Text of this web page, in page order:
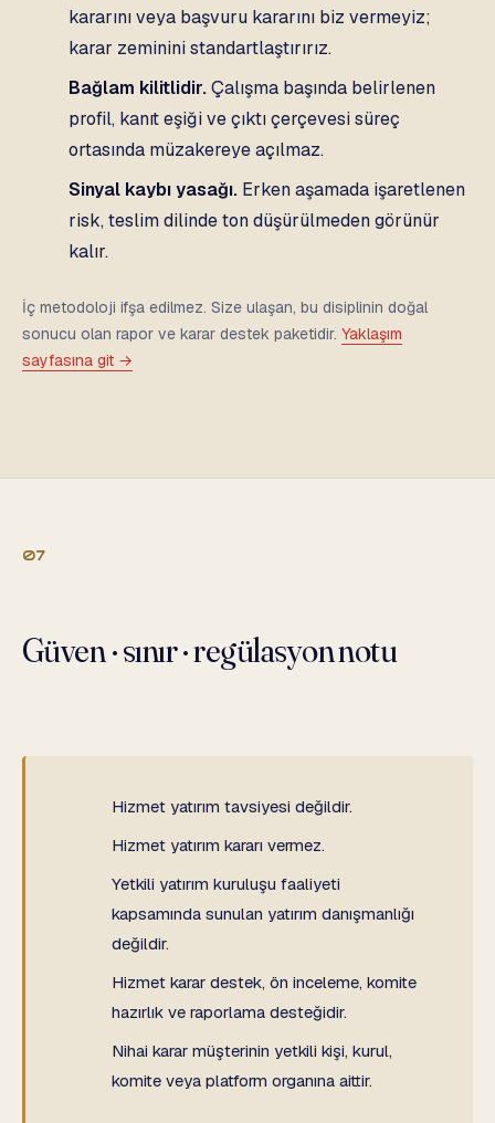
kararını veya başvuru kararını biz vermeyiz;
karar zeminini standartlaştırırız.
Bağlam kilitlidir.Çalışma başında belirlenen
profil, kanıt eşiği ve çıktı çerçevesi süreç
ortasında müzakereye açılmaz.
Sinyal kaybı yasağı. Erken aşamada işaretlenen
risk, teslim dilinde ton düşürülmeden görünür
kalır.
İç metodoloji ifşa edilmez. Size ulaşan, bu disiplinin doğal
sonucu olan rapor ve karar destek paketidir. Yaklaşım
sayfasına git →
07
Güven · sınır · regülasyon notu
Hizmet yatırım tavsiyesi değildir.
Hizmet yatırım kararı vermez.
Yetkili yatırım kuruluşu faaliyeti
kapsamında sunulan yatırım danışmanlığı
değildir.
Hizmet karar destek, ön inceleme, komite
hazırlık ve raporlama desteğidir.
Nihai karar müşterinin yetkili kişi, kurul,
komite veya platform organına aittir.